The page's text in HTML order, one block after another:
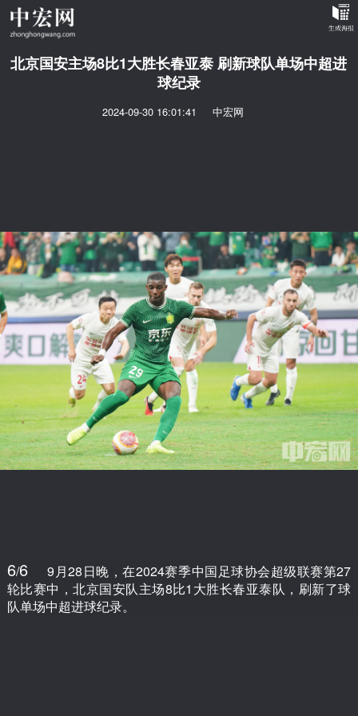
北京国安主场8比1大胜长春亚泰 刷新球队单场中超进
球纪录
2024-09-30 16:01:41 中宏网
6/6
9月28日晚，在2024赛季中国足球协会超级联赛第27
轮比赛中，北京国安队主场8比1大胜长春亚泰队，刷新了球
队单场中超进球纪录。